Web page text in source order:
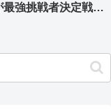
最強挑戦者決定戦兼